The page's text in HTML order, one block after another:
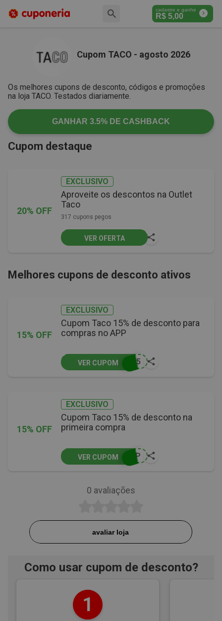
cadastre e ganhe
R$ 5,00
Cupom TACO - agosto 2026
Os melhores cupons de desconto, códigos e promoções
na loja TACO. Testados diariamente.
GANHAR 3.5% DE CASHBACK
Cupom destaque
20% OFF
EXCLUSIVO
Aproveite os descontos na Outlet
Taco
317 cupons pegos
VER OFERTA
Melhores cupons de desconto ativos
15% OFF
EXCLUSIVO
Cupom Taco 15% de desconto para
compras no APP
P15
VER CUPOM
15% OFF
EXCLUSIVO
Cupom Taco 15% de desconto na
primeira compra
VIP
VER CUPOM
0 avaliações
avaliar loja
Como usar cupom de desconto?
1